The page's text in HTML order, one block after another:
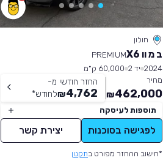
חולון
ב מ וו X6
PREMIUM
2024 יד 2
60,000 ק״מ
מחיר
462,000
₪
החזר חודשי מ-
4,762
₪לחודש*
תוספות לעיסקה
לפגישה בסוכנות יצירת קשר
*חישוב ההחזר מפורט בתקנון